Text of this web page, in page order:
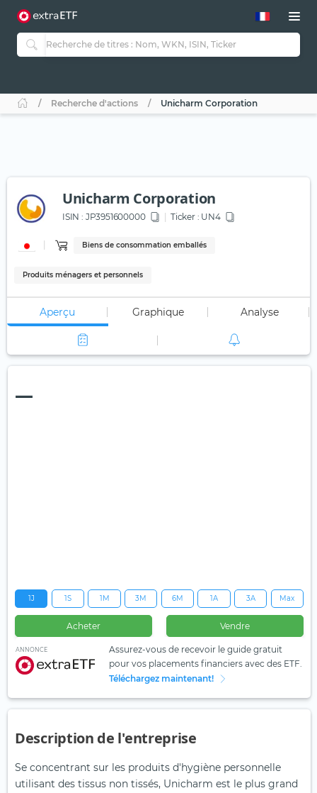
Recherche d'actions Unicharm Corporation
Unicharm Corporation
ISIN : JP3951600000 Ticker : UN4
Biens de consommation emballés
Produits ménagers et personnels
Aperçu Graphique Analyse
—
1J 1S 1M 3M 6M 1A 3A Max
Acheter Vendre
ANNONCE
Assurez-vous de recevoir le guide gratuit
pour vos placements financiers avec des ETF.
Téléchargez maintenant!
Description de l'entreprise
Se concentrant sur les produits d'hygiène personnelle
utilisant des tissus non tissés, Unicharm est le plus grand